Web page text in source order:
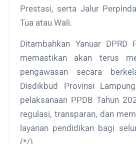
Prestasi, serta Jalur
Tua atau Wali.
Ditambahkan Yanuar DPRD
memastikan akan terus
pengawasan secara
Disdikbud Provinsi
pelaksanaan PPDB Tahun
regulasi, transparan, dan
layanan pendidikan bagi
(*/)